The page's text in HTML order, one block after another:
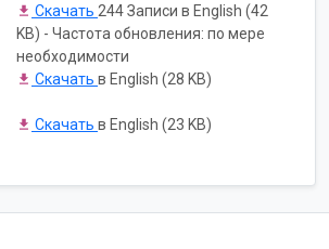
Скачать 244 Записи в English (42
KB) - Частота обновления: по мере
необходимости
Скачать в English (28 KB)
Скачать в English (23 KB)